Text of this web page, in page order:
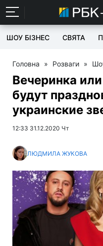
ШОУ БІЗНЕС СВЯТА
Головна » Розваги »
Вечеринка
будут
украинские
12:33 31.12.2020 Чт
ЛЮДМИЛА ЖУКОВА